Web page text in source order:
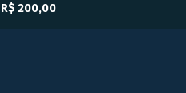
R$ 200,00